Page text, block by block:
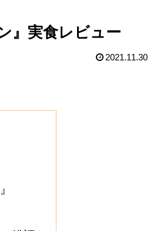
』実食レビュー
2021.11.30